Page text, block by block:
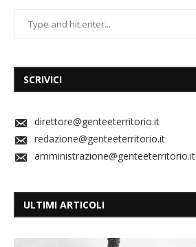
SCRIVICI
direttore@genteeterritorio.it
redazione@genteeterritorio.it
amministrazione@genteeterritorio.it
ULTIMI ARTICOLI